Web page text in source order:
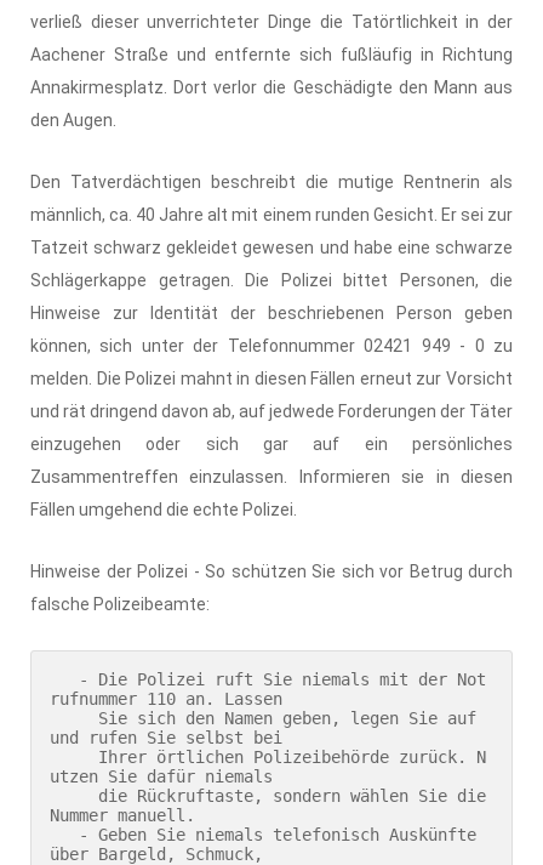
verließ dieser unverrichteter Dinge die Tatörtlichkeit in der
Aachener Straße und entfernte sich fußläufig in Richtung
Annakirmesplatz. Dort verlor die Geschädigte den Mann aus
den Augen.
Den Tatverdächtigen beschreibt die mutige Rentnerin als
männlich, ca. 40 Jahre alt mit einem runden Gesicht. Er sei zur
Tatzeit schwarz gekleidet gewesen und habe eine schwarze
Schlägerkappe getragen. Die Polizei bittet Personen, die
Hinweise zur Identität der beschriebenen Person geben
können, sich unter der Telefonnummer 02421 949 - 0 zu
melden. Die Polizei mahnt in diesen Fällen erneut zur Vorsicht
und rät dringend davon ab, auf jedwede Forderungen der Täter
einzugehen oder sich gar auf ein persönliches
Zusammentreffen einzulassen. Informieren sie in diesen
Fällen umgehend die echte Polizei.
Hinweise der Polizei - So schützen Sie sich vor Betrug durch
falsche Polizeibeamte:
rufnummer 110 an. Lassen
und rufen Sie selbst bei
utzen Sie dafür niemals
Nummer manuell.
über Bargeld, Schmuck,